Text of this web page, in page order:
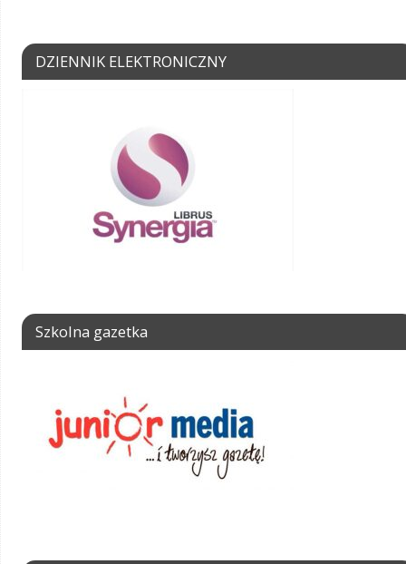
DZIENNIK ELEKTRONICZNY
Szkolna gazetka